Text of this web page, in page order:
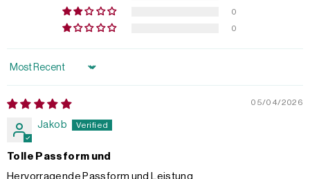
0
0
Sort by
05/04/2026
Jakob
Tolle Passform und
Hervorragende Passform und Leistung